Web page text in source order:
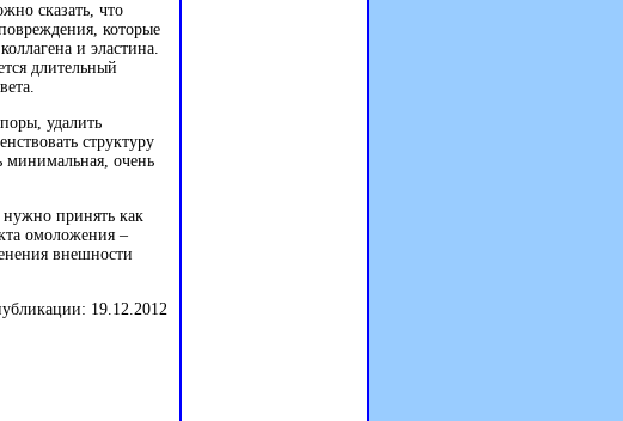
сказать, что
которые
и эластина.
длительный
удалить
структуру
минимальная, очень
нужно принять как
омоложения –
внешности
19.12.2012